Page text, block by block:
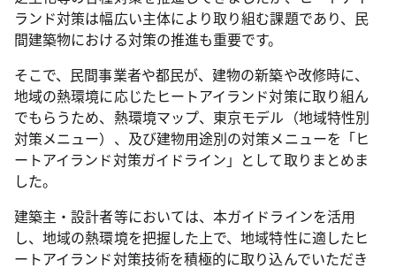
ランド対策は幅広い主体により取り組む課題であり、民
間建築物における対策の推進も重要です。
そこで、民間事業者や都民が、建物の新築や改修時に、
地域の熱環境に応じたヒートアイランド対策に取り組ん
でもらうため、熱環境マップ、東京モデル（地域特性別
対策メニュー）、及び建物用途別の対策メニューを「ヒ
ートアイランド対策ガイドライン」として取りまとめま
した。
建築主・設計者等においては、本ガイドラインを活用
し、地域の熱環境を把握した上で、地域特性に適したヒ
ートアイランド対策技術を積極的に取り込んでいただき